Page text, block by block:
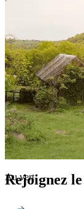
Au vert
Rejoignez